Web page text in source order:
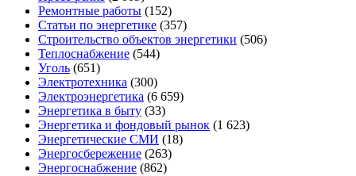
Ремонтные работы (152)
Статьи по энергетике (357)
Строительство объектов энергетики (506)
Теплоснабжение (544)
Уголь (651)
Электротехника (300)
Электроэнергетика (6 659)
Энергетика в быту (33)
Энергетика и фондовый рынок (1 623)
Энергетические СМИ (18)
Энергосбережение (263)
Энергоснабжение (862)